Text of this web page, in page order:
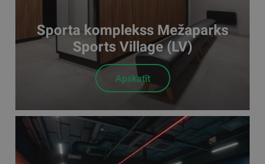
Sporta komplekss Mežaparks
Sports Village (LV)
Apskatīt